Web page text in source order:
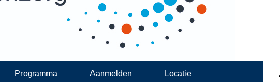
Programma Aanmelden Locatie